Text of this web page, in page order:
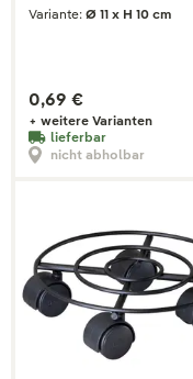
Variante: Ø 11 x H 10 cm
0,69 €
+ weitere Varianten
lieferbar
nicht abholbar